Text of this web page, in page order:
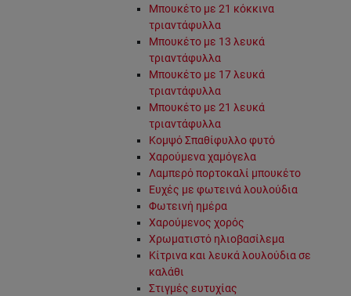
Μπουκέτο με 21 κόκκινα
τριαντάφυλλα
Μπουκέτο με 13 λευκά
τριαντάφυλλα
Μπουκέτο με 17 λευκά
τριαντάφυλλα
Μπουκέτο με 21 λευκά
τριαντάφυλλα
Κομψό Σπαθίφυλλο φυτό
Χαρούμενα χαμόγελα
Λαμπερό πορτοκαλί μπουκέτο
Ευχές με φωτεινά λουλούδια
Φωτεινή ημέρα
Χαρούμενος χορός
Χρωματιστό ηλιοβασίλεμα
Κίτρινα και λευκά λουλούδια σε
καλάθι
Στιγμές ευτυχίας